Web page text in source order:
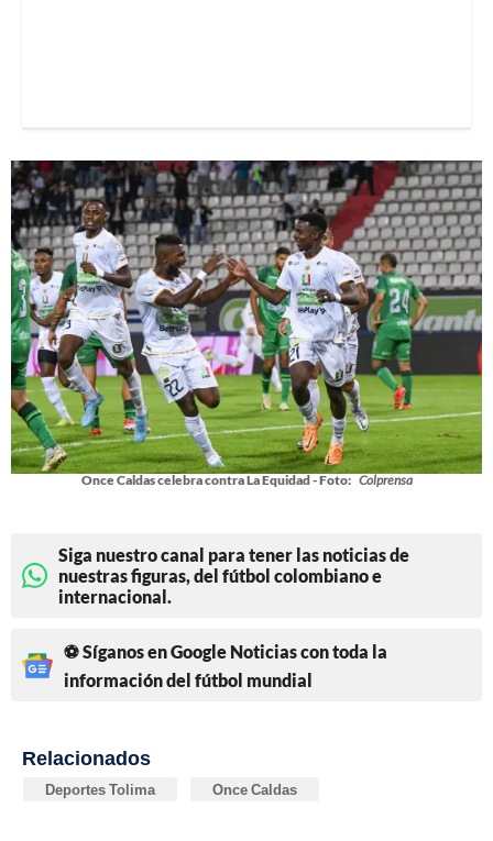
Once Caldas celebra contra La Equidad - Foto: Colprensa
Siga nuestro canal para tener las noticias de
nuestras figuras, del fútbol colombiano e
internacional.
⚽ Síganos en Google Noticias con toda la
información del fútbol mundial
Relacionados
Deportes Tolima Once Caldas